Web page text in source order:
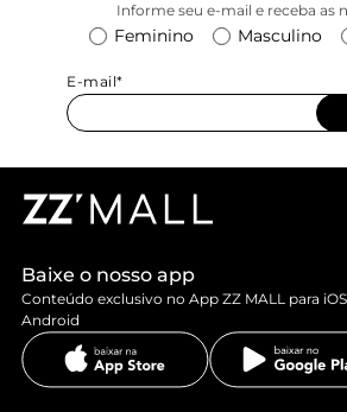
Informe seu e-mail e receba as
Feminino Masculino
E-mail*
Baixe o nosso app
Conteúdo exclusivo no App ZZ MALL para
Android